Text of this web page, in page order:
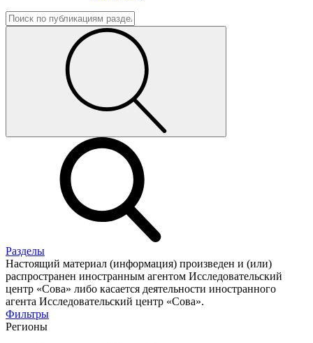
Разделы
Настоящий материал (информация) произведен и (или)
распространен иностранным агентом Исследовательский
центр «Сова» либо касается деятельности иностранного
агента Исследовательский центр «Сова».
Фильтры
Регионы